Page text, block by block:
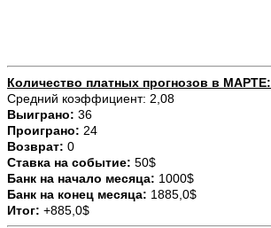
Количество платных прогнозов в МАРТЕ:
Средний коэффициент: 2,08
Выиграно: 36
Проиграно: 24
Возврат: 0
Ставка на событие: 50$
Банк на начало месяца: 1000$
Банк на конец месяца: 1885,0$
Итог: +885,0$